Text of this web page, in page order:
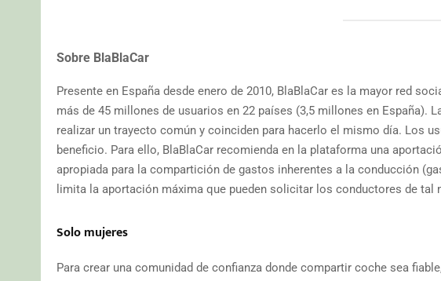
Sobre BlaBlaCar
Presente en España desde enero de 2010, BlaBlaCar es la mayor red
más de 45 millones de usuarios en 22 países (3,5 millones en España).
realizar un trayecto común y coinciden para hacerlo el mismo día. Los
beneficio. Para ello, BlaBlaCar recomienda en la plataforma una
apropiada para la compartición de gastos inherentes a la conducción
limita la aportación máxima que pueden solicitar los conductores de tal
Solo mujeres
Para crear una comunidad de confianza donde compartir coche sea